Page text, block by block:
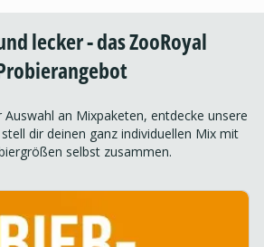
lecker - das ZooRoyal
Auswahl an Mixpaketen, entdecke unsere
dir deinen ganz individuellen Mix mit
selbst zusammen.